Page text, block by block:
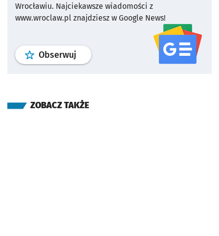
Wrocławiu. Najciekawsze wiadomości z
www.wroclaw.pl znajdziesz w Google News!
Obserwuj profil serwisu
ZOBACZ TAKŻE